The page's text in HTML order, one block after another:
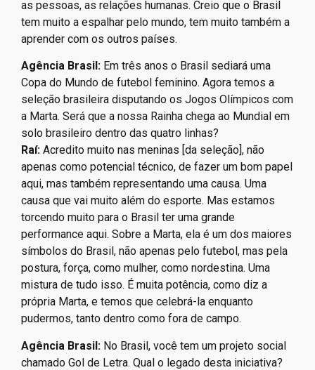
as pessoas, as relações humanas. Creio que o Brasil
tem muito a espalhar pelo mundo, tem muito também a
aprender com os outros países.
Agência Brasil: Em três anos o Brasil sediará uma
Copa do Mundo de futebol feminino. Agora temos a
seleção brasileira disputando os Jogos Olímpicos com
a Marta. Será que a nossa Rainha chega ao Mundial em
solo brasileiro dentro das quatro linhas?
Raí: Acredito muito nas meninas [da seleção], não
apenas como potencial técnico, de fazer um bom papel
aqui, mas também representando uma causa. Uma
causa que vai muito além do esporte. Mas estamos
torcendo muito para o Brasil ter uma grande
performance aqui. Sobre a Marta, ela é um dos maiores
símbolos do Brasil, não apenas pelo futebol, mas pela
postura, força, como mulher, como nordestina. Uma
mistura de tudo isso. É muita potência, como diz a
própria Marta, e temos que celebrá-la enquanto
pudermos, tanto dentro como fora de campo.
Agência Brasil: No Brasil, você tem um projeto social
chamado Gol de Letra. Qual o legado desta iniciativa?